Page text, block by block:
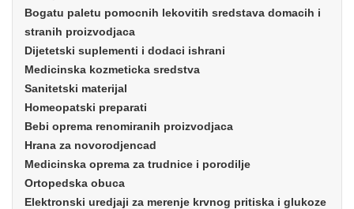
Bogatu paletu pomocnih lekovitih sredstava domacih i
stranih proizvodjaca
Dijetetski suplementi i dodaci ishrani
Medicinska kozmeticka sredstva
Sanitetski materijal
Homeopatski preparati
Bebi oprema renomiranih proizvodjaca
Hrana za novorodjencad
Medicinska oprema za trudnice i porodilje
Ortopedska obuca
Elektronski uredjaji za merenje krvnog pritiska i glukoze